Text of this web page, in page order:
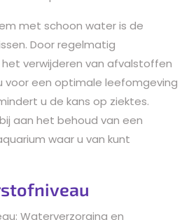
met schoon water is de
Door regelmatig
verwijderen van afvalstoffen
voor een optimale leefomgeving
u de kans op ziektes.
aan het behoud van een
waar u van kunt
Waterverzorging en